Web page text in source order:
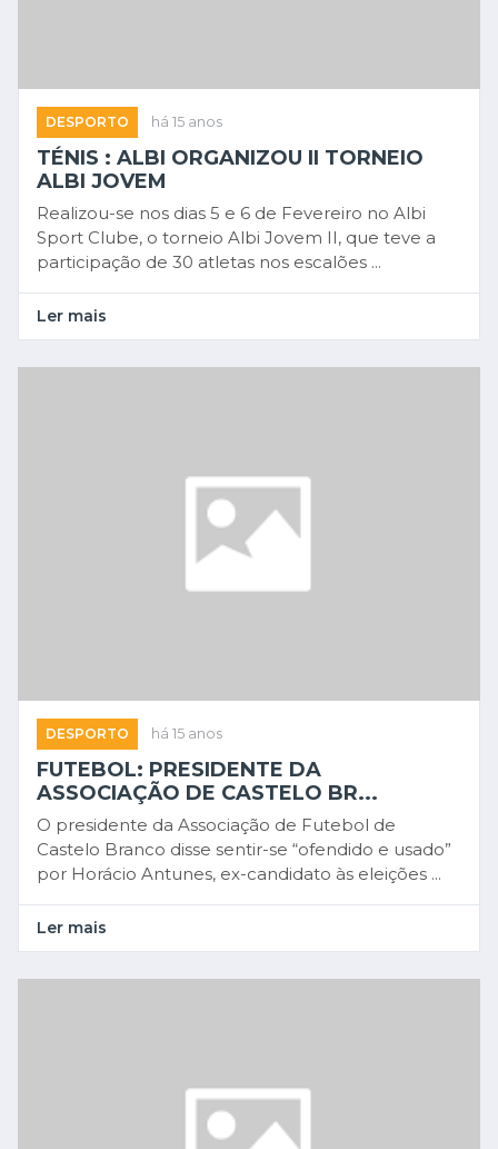
DESPORTO há 15 anos
TÉNIS : ALBI ORGANIZOU II TORNEIO
ALBI JOVEM
Realizou-se nos dias 5 e 6 de Fevereiro no Albi
Sport Clube, o torneio Albi Jovem II, que teve a
participação de 30 atletas nos escalões ...
Ler mais
DESPORTO há 15 anos
FUTEBOL: PRESIDENTE DA
ASSOCIAÇÃO DE CASTELO BR...
O presidente da Associação de Futebol de
Castelo Branco disse sentir-se “ofendido e usado”
por Horácio Antunes, ex-candidato às eleições ...
Ler mais